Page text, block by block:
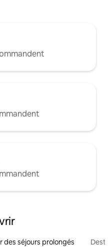
des séjours prolongés